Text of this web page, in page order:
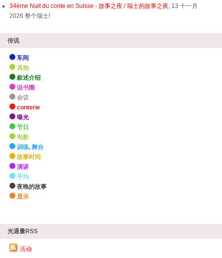
34ème Nuit du conte en Suisse - 故事之夜 / 瑞士的故事之夜, 13 十一月
2026 整个瑞士!
传说
车间
其他
叙述介绍
说书圈
会议
conterie
曝光
节日
电影
训练, 舞台
故事时间
演讲
平均
夜晚的故事
显示
光通量RSS
活动